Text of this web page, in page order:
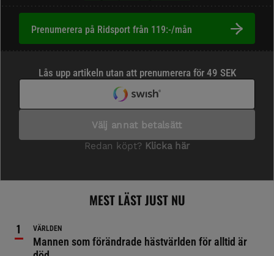
Prenumerera på Ridsport från 119:-/mån
MEST LÄST JUST NU
VÄRLDEN
Mannen som förändrade hästvärlden för alltid är